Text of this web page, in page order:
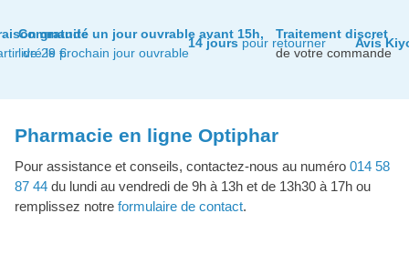
gratuite
de 29 €
Commandé un jour ouvrable avant 15h,
livré le prochain jour ouvrable
14 jourspour retourner
Traitement discret
de votre commande
Avis
Pharmacie en ligne Optiphar
Pour assistance et conseils, contactez-nous au numéro 014 58
87 44 du lundi au vendredi de 9h à 13h et de 13h30 à 17h ou
remplissez notre formulaire de contact.